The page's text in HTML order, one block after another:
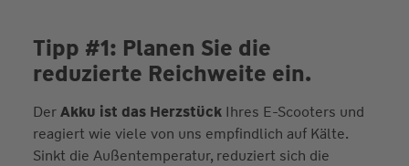
Tipp #1: Planen Sie die
reduzierte Reichweite ein.
DerAkku ist das HerzstückIhres E-Scooters und
reagiert wie viele von uns empfindlich auf Kälte.
Sinkt die Außentemperatur, reduziert sich die